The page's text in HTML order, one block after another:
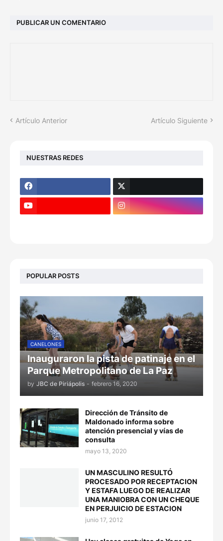
PUBLICAR UN COMENTARIO
Artículo Anterior Artículo Siguiente
NUESTRAS REDES
POPULAR POSTS
CANELONES
Inauguraron la pista de patinaje en el
Parque Metropolitano de La Paz
by JBC de Piriápolis - febrero 16, 2020
Dirección de Tránsito de
Maldonado informa sobre
atención presencial y vías de
consulta
mayo 13, 2020
UN MASCULINO RESULTÓ
PROCESADO POR RECEPTACION
Y ESTAFA LUEGO DE REALIZAR
UNA MANIOBRA CON UN CHEQUE
EN PERJUICIO DE ESTACION
junio 17, 2012